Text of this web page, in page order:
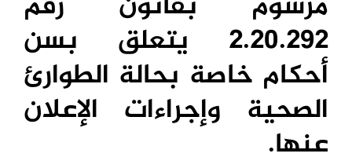
2.20.292 يتعلق بسن
أحكام خاصة بحالة الطوارئ
الصحية وإجراءات الإعلان
عنها.